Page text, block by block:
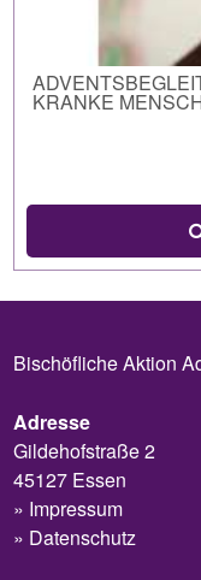
KRANKE
Bischöfliche Aktion
Adresse
Gildehofstraße 2
45127 Essen
Impressum
Datenschutz